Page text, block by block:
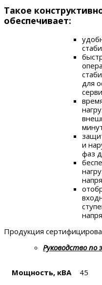
Такое
обеспечивает:
для
и
фаз
Продукция
Руководство по
Мощность, кВА 45